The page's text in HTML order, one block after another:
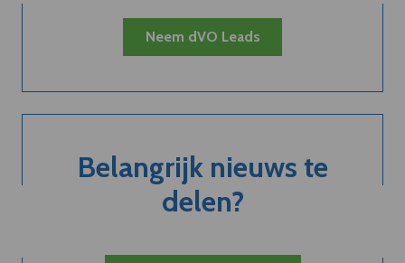
Neem dVO Leads
Belangrijk nieuws te
delen?